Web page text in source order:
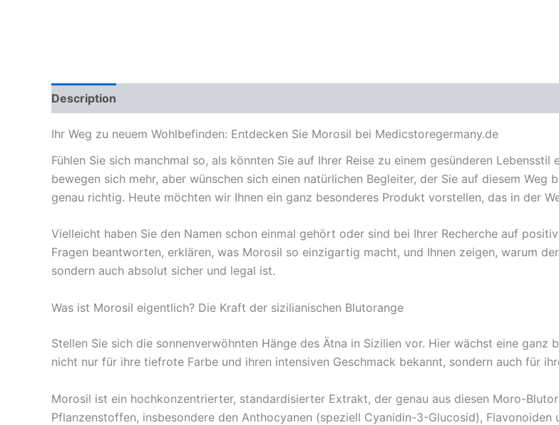
Description
Ihr Weg zu neuem Wohlbefinden: Entdecken Sie Morosil bei Medicstoregermany.de
Fühlen Sie sich manchmal so, als könnten Sie auf Ihrer Reise zu einem gesünderen
bewegen sich mehr, aber wünschen sich einen natürlichen Begleiter, der Sie auf diesem Weg
genau richtig. Heute möchten wir Ihnen ein ganz besonderes Produkt vorstellen, das in der
Vielleicht haben Sie den Namen schon einmal gehört oder sind bei Ihrer Recherche auf
Fragen beantworten, erklären, was Morosil so einzigartig macht, und Ihnen zeigen, warum
sondern auch absolut sicher und legal ist.
Was ist Morosil eigentlich? Die Kraft der sizilianischen Blutorange
Stellen Sie sich die sonnenverwöhnten Hänge des Ätna in Sizilien vor. Hier wächst eine ganz
nicht nur für ihre tiefrote Farbe und ihren intensiven Geschmack bekannt, sondern auch für
Morosil ist ein hochkonzentrierter, standardisierter Extrakt, der genau aus diesen Moro-
Pflanzenstoffen, insbesondere den Anthocyanen (speziell Cyanidin-3-Glucosid),